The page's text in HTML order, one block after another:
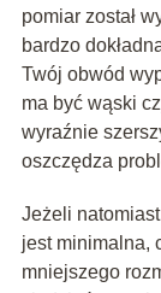
pomiar został
bardzo
Twój obwód
ma być wąski
wyraźnie
oszczędza
Jeżeli
jest minimalna,
mniejszego